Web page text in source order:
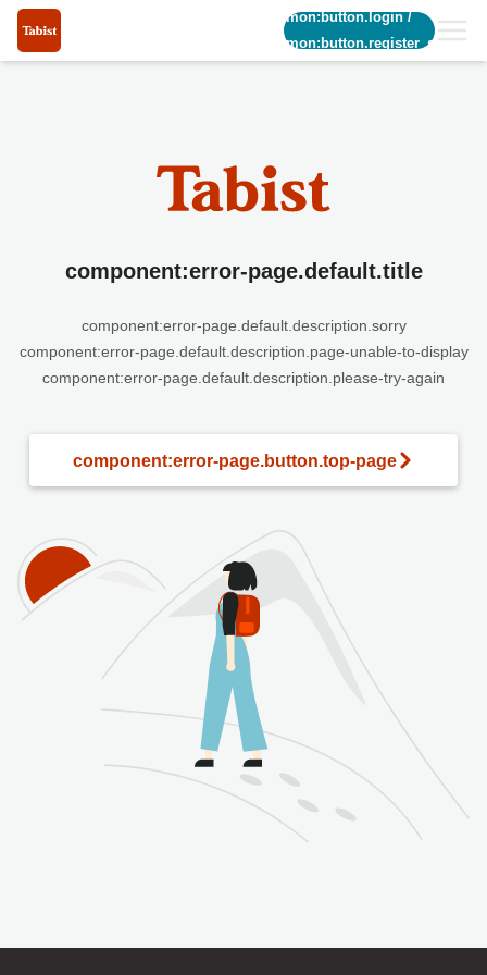
common:button.login/
common:button.register_short
component:error-page.default.title
component:error-page.default.description.sorry
component:error-page.default.description.page-unable-to-display
component:error-page.default.description.please-try-again
component:error-page.button.top-page